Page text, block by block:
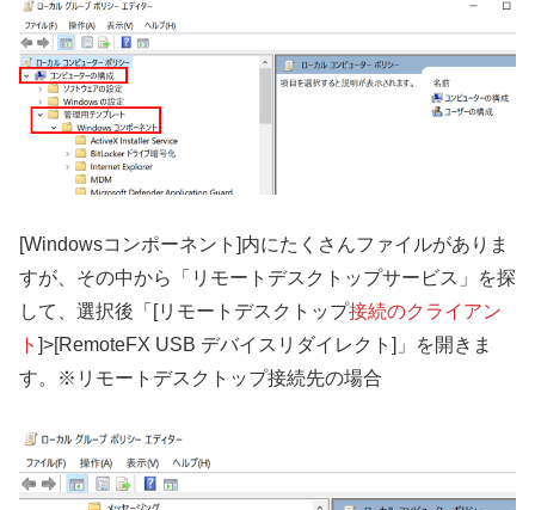
[Windowsコンポーネント]内にたくさんファイルがありま
すが、その中から「リモートデスクトップサービス」を探
して、選択後「[リモートデスクトップ接続のクライアン
ト ]>[RemoteFX USB デバイスリダイレクト]」を開きま
す。※リモートデスクトップ接続先の場合